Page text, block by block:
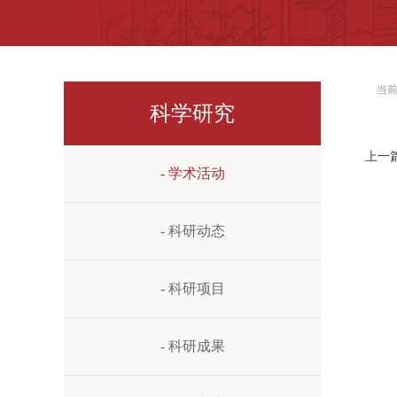
科学研究
- 学术活动
- 科研动态
- 科研项目
- 科研成果
当
上一